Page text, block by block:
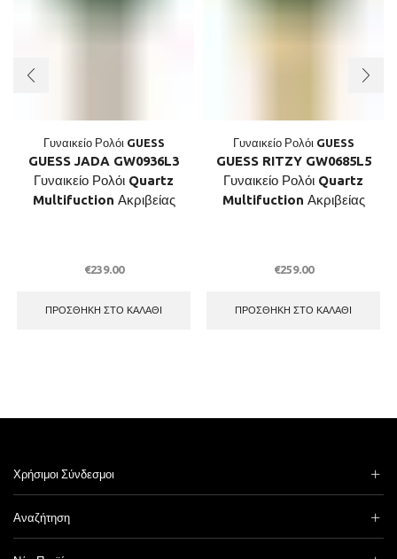
Γυναικείο Ρολόι GUESS
GUESS JADA GW0936L3
Γυναικείο Ρολόι Quartz
Multifuction Ακριβείας
€239.00
ΠΡΟΣΘΉΚΗ ΣΤΟ ΚΑΛΆΘΙ
Γυναικείο Ρολόι GUESS
GUESS RITZY GW0685L5
Γυναικείο Ρολόι Quartz
Multifuction Ακριβείας
€259.00
ΠΡΟΣΘΉΚΗ ΣΤΟ ΚΑΛΆΘΙ
Χρήσιμοι Σύνδεσμοι
Αναζήτηση